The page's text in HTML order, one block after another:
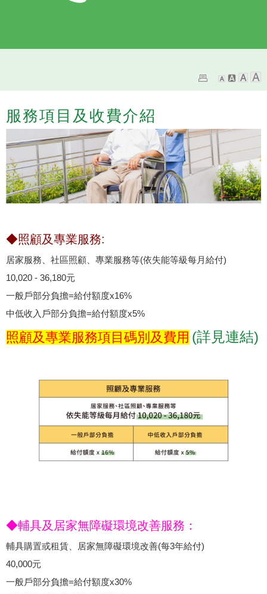
服務項目及收費介紹
◆照顧及專業服務:
居家服務、社區照顧、專業服務等(依失能等級每月給付)
10,020 - 36,180元
一般戶部分負擔=給付額度x16%
中低收入戶部分負擔=給付額度x5%
照顧及專業服務項目碼別及費用 (詳見連結)
◆輔具及居家無障礙環境改善服務：
輔具購置或租賃、居家無障礙環境改善(每3年給付)
40,000元
一般戶部分負擔=給付額度x30%